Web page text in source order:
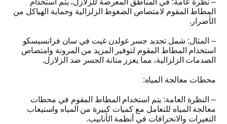
– نظرة عامة: في المناطق المعرضة للزلازل، يتم استخدام
المطاط المقوم لامتصاص الضغوط الزلزالية وحماية الهياكل من
الأضرار .
– المثال: شمل تجديد جسر غولدن غيت في سان فرانسيسكو
استخدام المطاط المقوم لتوفير المزيد من المرونة وامتصاص
الصدمات الزلزالية، مما يعزز متانة الجسر ضد الزلازل.
محطات معالجة المياه:
– النظرة العامة: يتم استخدام المطاط المقوم في محطات
معالجة المياه للتعامل مع كميات كبيرة من المياه واستيعاب
التغيرات والانحرافات في أنظمة الأنابيب.